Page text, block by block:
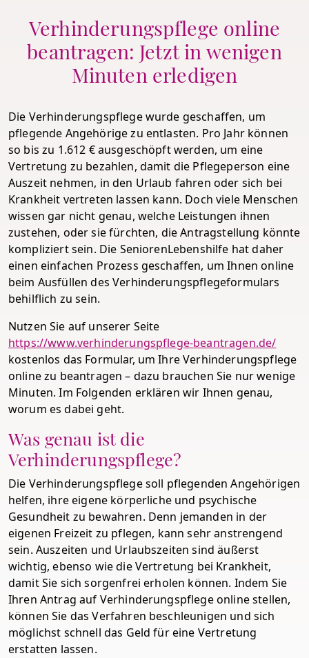
Verhinderungspflege online
beantragen: Jetzt in wenigen
Minuten erledigen
Die Verhinderungspflege wurde geschaffen, um
pflegende Angehörige zu entlasten. Pro Jahr können
so bis zu 1.612 € ausgeschöpft werden, um eine
Vertretung zu bezahlen, damit die Pflegeperson eine
Auszeit nehmen, in den Urlaub fahren oder sich bei
Krankheit vertreten lassen kann. Doch viele Menschen
wissen gar nicht genau, welche Leistungen ihnen
zustehen, oder sie fürchten, die Antragstellung könnte
kompliziert sein. Die SeniorenLebenshilfe hat daher
einen einfachen Prozess geschaffen, um Ihnen online
beim Ausfüllen des Verhinderungspflegeformulars
behilflich zu sein.
Nutzen Sie auf unserer Seite
https://www.verhinderungspflege-beantragen.de/
kostenlos das Formular, um Ihre Verhinderungspflege
online zu beantragen – dazu brauchen Sie nur wenige
Minuten. Im Folgenden erklären wir Ihnen genau,
worum es dabei geht.
Was genau ist die
Verhinderungspflege?
Die Verhinderungspflege soll pflegenden Angehörigen
helfen, ihre eigene körperliche und psychische
Gesundheit zu bewahren. Denn jemanden in der
eigenen Freizeit zu pflegen, kann sehr anstrengend
sein. Auszeiten und Urlaubszeiten sind äußerst
wichtig, ebenso wie die Vertretung bei Krankheit,
damit Sie sich sorgenfrei erholen können. Indem Sie
Ihren Antrag auf Verhinderungspflege online stellen,
können Sie das Verfahren beschleunigen und sich
möglichst schnell das Geld für eine Vertretung
erstatten lassen.